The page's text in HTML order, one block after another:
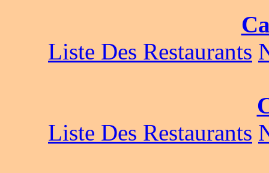
Liste Des Restaurants
Liste Des Restaurants